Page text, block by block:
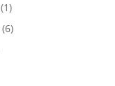
(1)
(6)